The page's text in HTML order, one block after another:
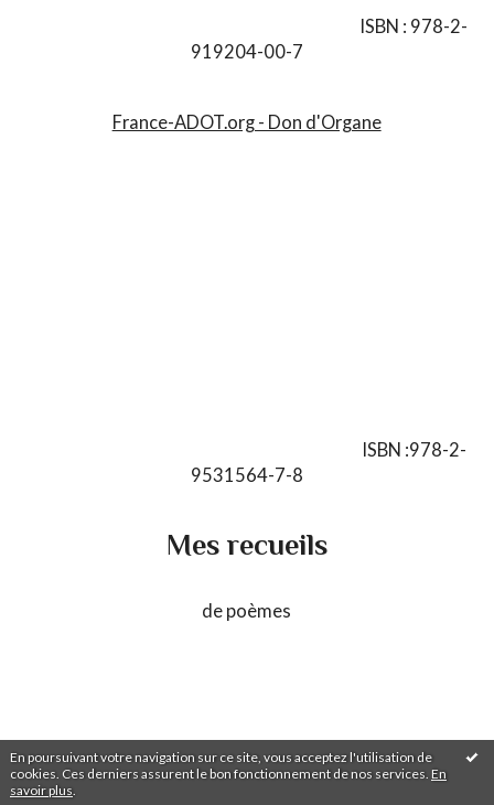
En poursuivant votre navigation sur ce site, vous acceptez l'utilisation de
cookies. Ces derniers assurent le bon fonctionnement de nos services. En
savoir plus
ISBN : 978-2-
919204-00-7
France-ADOT.org - Don d'Organe
ISBN :978-2-
9531564-7-8
Mes recueils
de poèmes